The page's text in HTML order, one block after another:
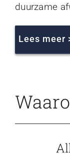
duurzame
Lees meer